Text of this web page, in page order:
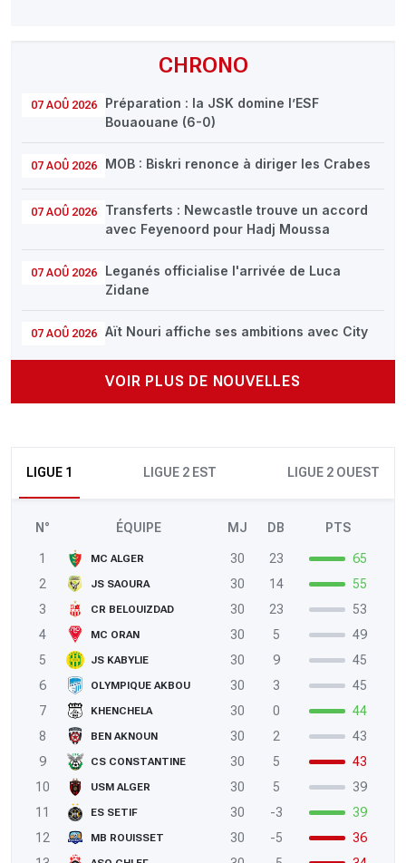
CHRONO
07 AOÛ 2026
Préparation : la JSK domine l’ESF
Bouaouane (6-0)
07 AOÛ 2026 MOB : Biskri renonce à diriger les Crabes
07 AOÛ 2026
Transferts : Newcastle trouve un accord
avec Feyenoord pour Hadj Moussa
07 AOÛ 2026
Leganés officialise l'arrivée de Luca
Zidane
07 AOÛ 2026 Aït Nouri affiche ses ambitions avec City
VOIR PLUS DE NOUVELLES
LIGUE 1 LIGUE 2 EST LIGUE 2 OUEST
N° ÉQUIPE MJ DB PTS
1 MC ALGER 30 23
65
2
JS SAOURA 30 14
55
3
CR BELOUIZDAD 30 23
53
4
MC ORAN 30 5
49
5
JS KABYLIE 30 9
45
6
OLYMPIQUE AKBOU 30 3
45
7
KHENCHELA 30 0
44
8
BEN AKNOUN 30 2
43
9
CS CONSTANTINE 30 5
43
10
USM ALGER 30 5
39
11
ES SETIF 30 -3
39
12
MB ROUISSET 30 -5
36